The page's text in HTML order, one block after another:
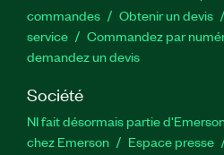
commandes
Obtenir un devis
service
Commandez par
demandez un devis
Société
NI fait désormais partie
chez Emerson
Espace presse